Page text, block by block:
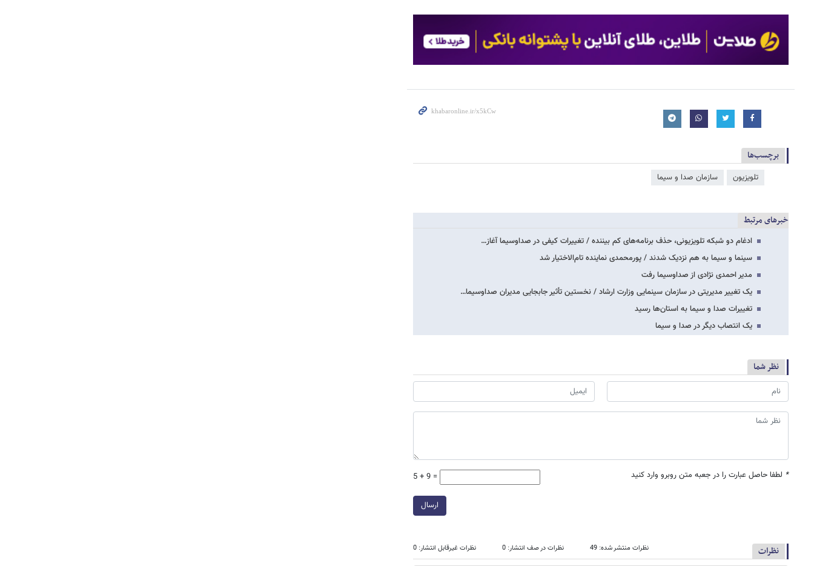
برچسب‌ها
تلویزیون سازمان صدا و سیما
خبرهای مرتبط
ادغام دو شبکه تلویزیونی، حذف برنامه‌های کم بیننده / تغییرات کیفی در صداوسیما آغاز…
سینما و سیما به هم نزدیک شدند / پورمحمدی نماینده تام‌الاختیار شد
مدیر احمدی نژادی از صداوسیما رفت
یک تغییر مدیریتی در سازمان سینمایی وزارت ارشاد / نخستین تأثیر جابجایی مدیران صداوسیما…
تغییرات صدا و سیما به استان‌ها رسید
یک انتصاب دیگر در صدا و سیما
نظر شما
* لطفا حاصل عبارت را در جعبه متن روبرو وارد کنید 5 + 9 =
ارسال
نظرات نظرات منتشر شده: 49 نظرات در صف انتشار: 0 نظرات غیرقابل انتشار: 0